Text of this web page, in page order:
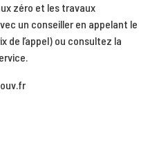
zéro et les travaux
un conseiller en appelant le
de l’appel) ou consultez la